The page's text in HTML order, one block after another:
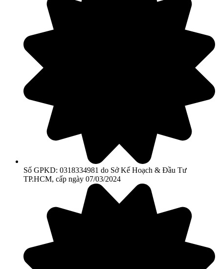
Số GPKD: 0318334981 do Sở Kế Hoạch & Đầu Tư
TP.HCM, cấp ngày 07/03/2024